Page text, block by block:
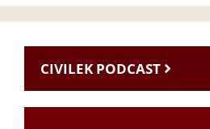
CIVILEK PODCAST